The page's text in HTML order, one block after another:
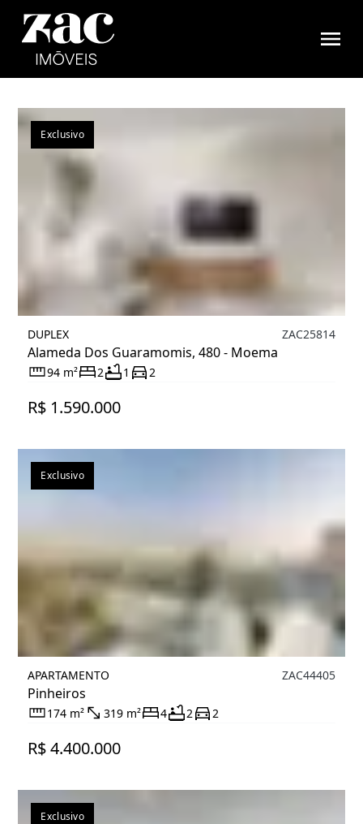
Exclusivo
DUPLEX
Alameda Dos Guaramomis, 480 - Moema
ZAC25814
94 m² 2 1 2
R$ 1.590.000
Exclusivo
APARTAMENTO
Pinheiros
ZAC44405
174 m² 319 m² 4 2 2
R$ 4.400.000
Exclusivo